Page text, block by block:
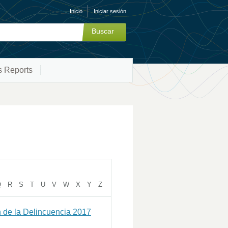
Inicio Iniciar sesión
Reports
R S T U V W X Y Z
de la Delincuencia 2017